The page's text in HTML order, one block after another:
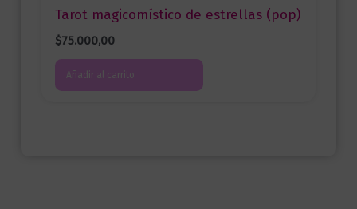
Tarot magicomístico de estrellas (pop)
$75.000,00
Añadir al carrito